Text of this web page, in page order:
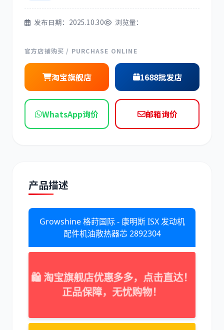
道依茨 柳工
斗山 三一
发布日期：2025.10.30 浏览量：
官方店铺购买 / PURCHASE ONLINE
淘宝旗舰店 1688批发店
WhatsApp询价 邮箱询价
产品描述
Growshine 格莳国际 - 康明斯 ISX 发动机
配件机油散热器芯 2892304
🛍️ 淘宝旗舰店优惠多多，点击直达！
正品保障，无忧购物！